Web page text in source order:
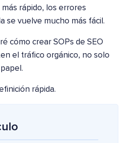
rápido, los errores
se vuelve mucho más fácil.
cómo crear SOPs de SEO
el tráfico orgánico, no solo
rápida.